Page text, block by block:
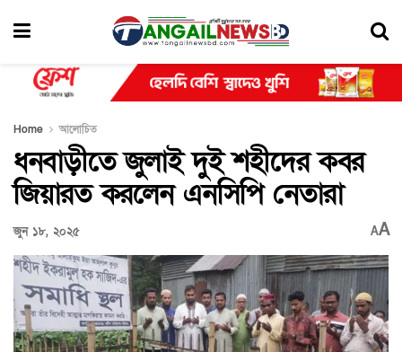
Home আলোচিত
ধনবাড়ীতে জুলাই দুই শহীদের কবর
জিয়ারত করলেন এনসিপি নেতারা
জুন ১৮, ২০২৫ AA